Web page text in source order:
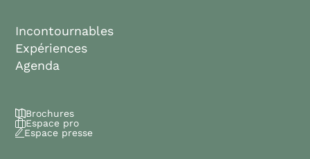
Incontournables
Expériences
Agenda
Brochures
Espace pro
Espace presse